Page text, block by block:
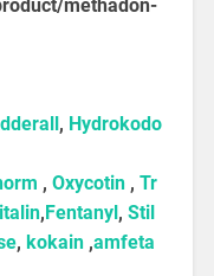
methadon-
, Hydrokodo
, Oxycotin, Tr
,Fentanyl, Stil
, kokain,amfeta